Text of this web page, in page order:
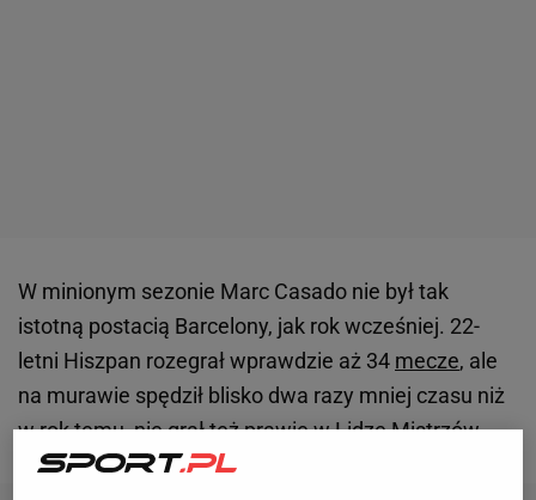
W minionym sezonie Marc Casado nie był tak
istotną postacią Barcelony, jak rok wcześniej. 22-
letni Hiszpan rozegrał wprawdzie aż 34 mecze, ale
na murawie spędził blisko dwa razy mniej czasu niż
w rok temu, nie grał też prawie wLidze Mistrzów.